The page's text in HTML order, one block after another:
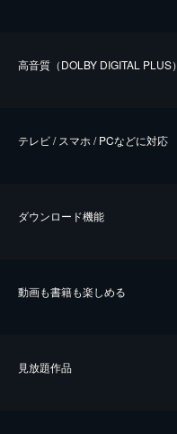
⾼⾳質（DOLBY DIGITAL PLUS）
テレビ / スマホ / PCなどに対応
ダウンロード機能
動画も書籍も楽しめる
⾒放題作品